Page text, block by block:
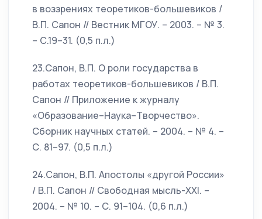
в воззрениях теоретиков-большевиков /
В.П. Сапон // Вестник МГОУ. – 2003. – № 3.
– С.19–31. (0,5 п.л.)
23.Сапон, В.П. О роли государства в
работах теоретиков-большевиков / В.П.
Сапон // Приложение к журналу
«Образование–Наука–Творчество».
Сборник научных статей. – 2004. – № 4. –
С. 81–97. (0,5 п.л.)
24.Сапон, В.П. Апостолы «другой России»
/ В.П. Сапон // Свободная мысль-ХХI. –
2004. – № 10. – С. 91–104. (0,6 п.л.)